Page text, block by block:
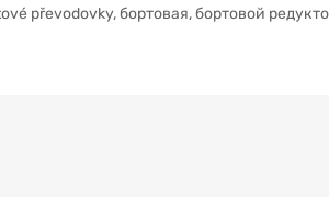
převodovky, бортовая, бортовой